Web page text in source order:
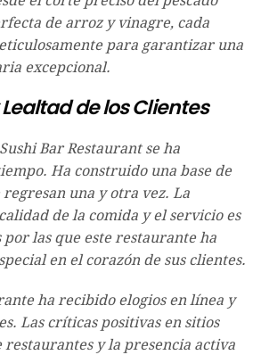
de arroz y vinagre, cada
para garantizar una
excepcional.
de los Clientes
Bar Restaurant se ha
Ha construido una base de
una y otra vez. La
de la comida y el servicio es
por las que este restaurante ha
en el corazón de sus clientes.
ha recibido elogios en línea y
Las críticas positivas en sitios
restaurantes y la presencia activa